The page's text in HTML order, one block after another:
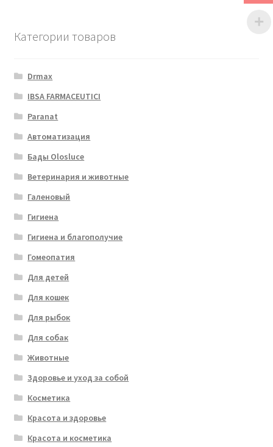
Категории товаров
Drmax
IBSA FARMACEUTICI
Paranat
Автоматизация
Бады Olosluce
Ветеринария и животные
Галеновый
Гигиена
Гигиена и благополучие
Гомеопатия
Для детей
Для кошек
Для рыбок
Для собак
Животные
Здоровье и уход за собой
Косметика
Красота и здоровье
Красота и косметика